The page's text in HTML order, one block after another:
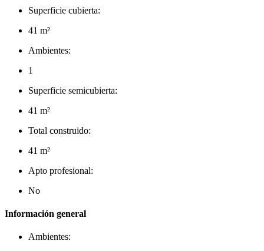
Superficie cubierta:
41 m²
Ambientes:
1
Superficie semicubierta:
41 m²
Total construido:
41 m²
Apto profesional:
No
Información general
Ambientes: